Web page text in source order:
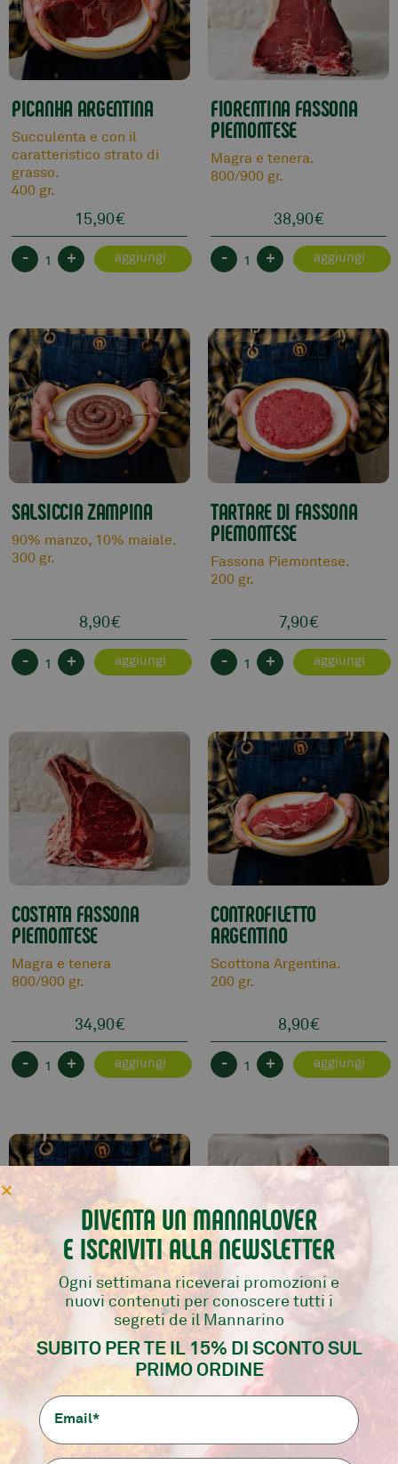
PICANHA ARGENTINA
Succulenta e con il
caratteristico strato di
grasso.
400 gr.
15,90€
- + aggiungi
FIORENTINA FASSONA
PIEMONTESE
Magra e tenera.
800/900 gr.
38,90€
- + aggiungi
SALSICCIA ZAMPINA
90% manzo, 10% maiale.
300 gr.
8,90€
- + aggiungi
TARTARE DI FASSONA
PIEMONTESE
Fassona Piemontese.
200 gr.
7,90€
- + aggiungi
COSTATA FASSONA
PIEMONTESE
Magra e tenera
800/900 gr.
34,90€
- + aggiungi
CONTROFILETTO
ARGENTINO
Scottona Argentina.
200 gr.
8,90€
- + aggiungi
DIAFRAMMA
CREEKSTONE
Taglio raro dal gusto
intenso.
300 gr.
14,90
FIORENTINA BAVARESE
Marezzata e Gustosa
800/900 gr.
DIVENTA UN MANNALOVER
E ISCRIVITI ALLA NEWSLETTER
Ogni settimana riceverai promozioni e
nuovi contenuti per conoscere tutti i
segreti de il Mannarino
SUBITO PER TE IL 15% DI SCONTO SUL
PRIMO ORDINE